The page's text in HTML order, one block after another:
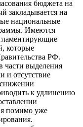
бюджета на
закладывается на
национальные
Имеются
которые
РФ.
части выделения
и отсутствие
к удлинению
помимо уже